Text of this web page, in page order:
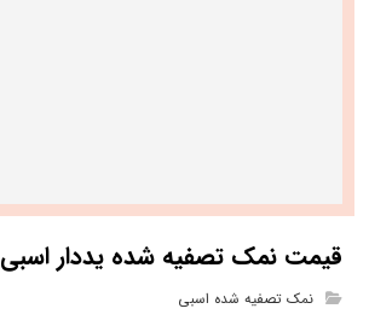
قیمت نمک تصفیه شده یددار اسبی
نمک تصفیه شده اسبی